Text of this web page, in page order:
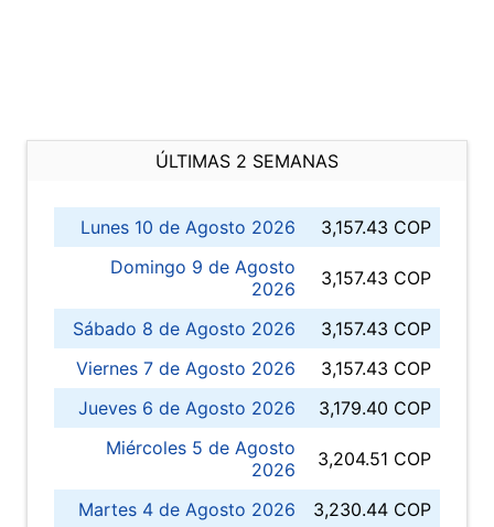
ÚLTIMAS 2 SEMANAS
Lunes 10 de Agosto 2026
3,157.43 COP
Domingo 9 de Agosto
2026
3,157.43 COP
Sábado 8 de Agosto 2026
3,157.43 COP
Viernes 7 de Agosto 2026
3,157.43 COP
Jueves 6 de Agosto 2026
3,179.40 COP
Miércoles 5 de Agosto
2026
3,204.51 COP
Martes 4 de Agosto 2026
3,230.44 COP